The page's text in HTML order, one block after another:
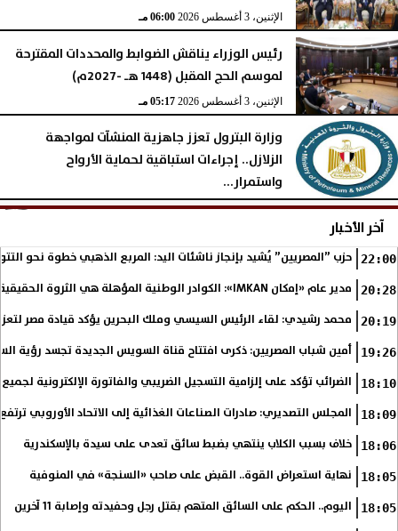
الإثنين، 3 أغسطس 2026 06:00 مـ
رئيس الوزراء يناقش الضوابط والمحددات المقترحة
لموسم الحج المقبل (1448 هـ -2027م)
الإثنين، 3 أغسطس 2026 05:17 مـ
وزارة البترول تعزز جاهزية المنشآت لمواجهة
الزلازل.. إجراءات استباقية لحماية الأرواح
واستمرار...
الإثنين، 3 أغسطس 2026 05:16 مـ
آخر الأخبار
22:00 حزب ”المصريين” يُشيد بإنجاز ناشئات اليد: المربع الذهبي خطوة نحو
20:28 مدير عام «إمكان IMKAN»: الكوادر الوطنية المؤهلة هي الثروة الحقيقية لمستقبل التنمية في مصر
20:19 محمد رشيدي: لقاء الرئيس السيسي وملك البحرين يؤكد قيادة مصر
19:26 أمين شباب المصريين: ذكرى افتتاح قناة السويس الجديدة تجسد رؤية
18:10 الضرائب تؤكد على إلزامية التسجيل الضريبي والفاتورة الإلكترونية
18:09 المجلس التصديري: صادرات الصناعات الغذائية إلى الاتحاد الأوروبي ترتفع 15.4% خلال النصف الأول من
18:06 خلاف بسبب الكلاب ينتهي بضبط سائق تعدى على سيدة بالإسكندرية
18:05 نهاية استعراض القوة.. القبض على صاحب «السنجة» في المنوفية
18:05 اليوم.. الحكم على السائق المتهم بقتل رجل وحفيدته وإصابة 11 آخرين